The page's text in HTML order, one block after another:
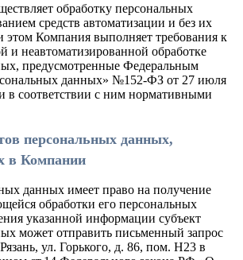
обработку персональных
средств автоматизации и без их
этом Компания выполняет требования к
и неавтоматизированной обработке
предусмотренные Федеральным
данных» №152-ФЗ от 27 июля
в соответствии с ним нормативными
персональных данных,
в Компании
данных имеет право на получение
обработки его персональных
указанной информации субъект
может отправить письменный запрос
ул. Горького, д. 86, пом. Н23 в